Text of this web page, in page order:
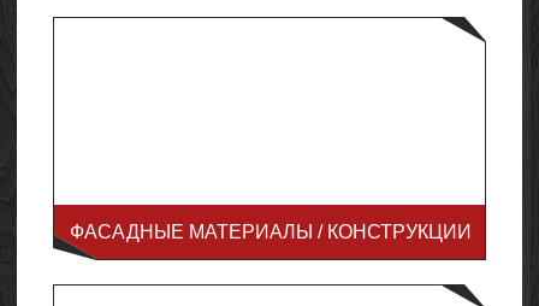
ФАСАДНЫЕ МАТЕРИАЛЫ / КОНСТРУКЦИИ